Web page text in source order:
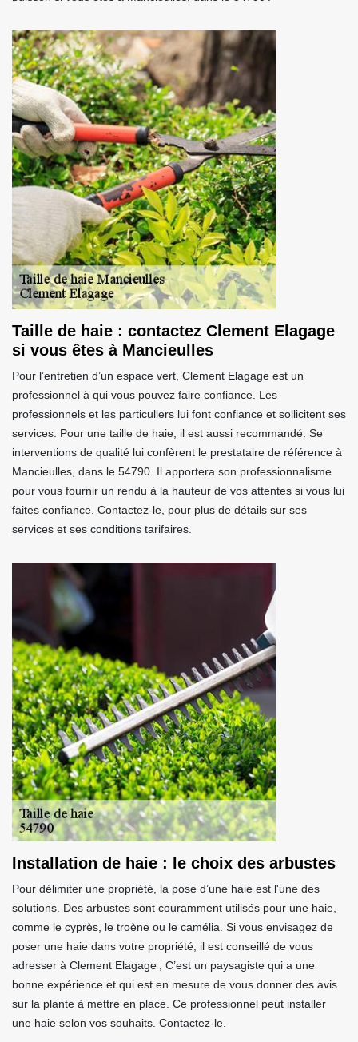
Taille de haie : contactez Clement Elagage
si vous êtes à Mancieulles
Pour l’entretien d’un espace vert, Clement Elagage est un
professionnel à qui vous pouvez faire confiance. Les
professionnels et les particuliers lui font confiance et sollicitent ses
services. Pour une taille de haie, il est aussi recommandé. Se
interventions de qualité lui confèrent le prestataire de référence à
Mancieulles, dans le 54790. Il apportera son professionnalisme
pour vous fournir un rendu à la hauteur de vos attentes si vous lui
faites confiance. Contactez-le, pour plus de détails sur ses
services et ses conditions tarifaires.
Installation de haie : le choix des arbustes
Pour délimiter une propriété, la pose d’une haie est l'une des
solutions. Des arbustes sont couramment utilisés pour une haie,
comme le cyprès, le troène ou le camélia. Si vous envisagez de
poser une haie dans votre propriété, il est conseillé de vous
adresser à Clement Elagage ; C’est un paysagiste qui a une
bonne expérience et qui est en mesure de vous donner des avis
sur la plante à mettre en place. Ce professionnel peut installer
une haie selon vos souhaits. Contactez-le.